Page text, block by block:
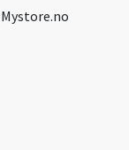
Mystore.no